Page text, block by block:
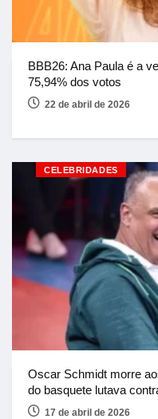
BBB26: Ana Paula é a
75,94% dos votos
22 de abril de 2026
CELEBRIDADES
Oscar Schmidt morre
do basquete lutava
17 de abril de 2026